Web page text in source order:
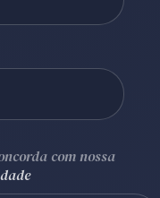
com nossa